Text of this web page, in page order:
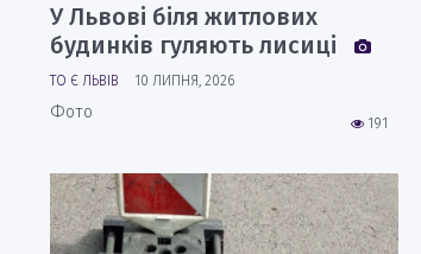
У Львові біля житлових
будинків гуляють лисиці
ТО Є ЛЬВІВ 10 ЛИПНЯ, 2026
191
Фото